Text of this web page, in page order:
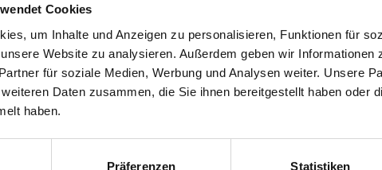
Cookies
um Inhalte und Anzeigen zu personalisieren, Funktionen für
Website zu analysieren. Außerdem geben wir Informationen
für soziale Medien, Werbung und Analysen weiter. Unsere
Daten zusammen, die Sie ihnen bereitgestellt haben oder
haben.
Präferenzen Statistiken
mehr verpassen: Jetzt für denMVFP